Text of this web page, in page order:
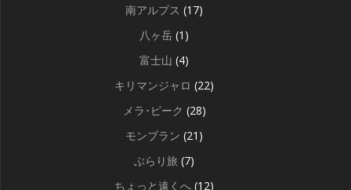
南アルプス (17)
八ヶ岳 (1)
富士山 (4)
キリマンジャロ (22)
メラ･ピーク (28)
モンブラン (21)
ぶらり旅 (7)
ちょっと遠くへ (12)